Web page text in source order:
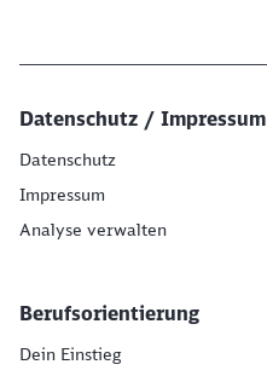
Datenschutz / Impressum
Datenschutz
Impressum
Analyse verwalten
Berufsorientierung
Dein Einstieg